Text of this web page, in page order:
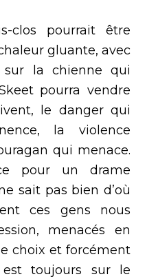
clos pourrait être
gluante, avec
sur la chienne qui
pourra vendre
le danger qui
la violence
qui menace.
pour un drame
sait pas bien d’où
ces gens nous
menacés en
choix et forcément
toujours sur le